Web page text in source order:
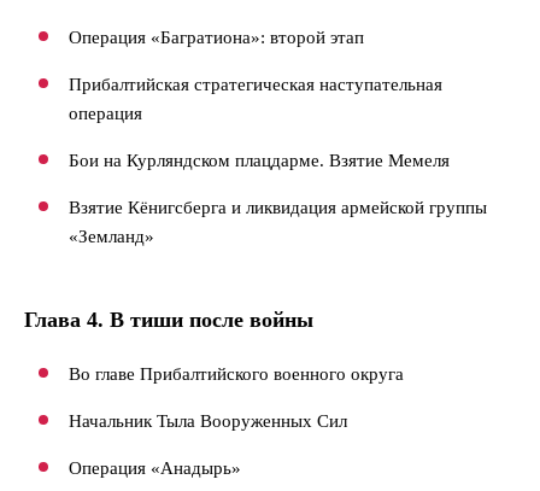
Операция «Багратиона»: второй этап
Прибалтийская стратегическая наступательная
операция
Бои на Курляндском плацдарме. Взятие Мемеля
Взятие Кёнигсберга и ликвидация армейской группы
«Земланд»
Глава 4. В тиши после войны
Во главе Прибалтийского военного округа
Начальник Тыла Вооруженных Сил
Операция «Анадырь»